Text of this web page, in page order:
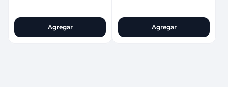
Agregar Agregar